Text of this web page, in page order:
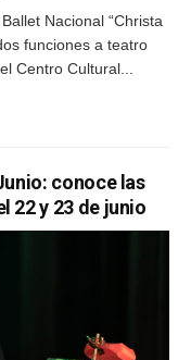
Nacional “Christa
funciones a teatro
Centro Cultural...
conoce las
22 y 23 de junio